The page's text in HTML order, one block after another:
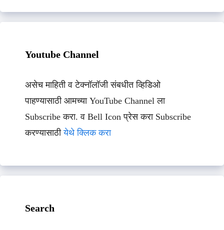
Youtube Channel
असेच माहिती व टेक्नॉलॉजी संबधीत व्हिडिओ
पाहण्यासाठी आमच्या YouTube Channel ला
Subscribe करा. व Bell Icon प्रेस करा Subscribe
करण्यासाठीयेथे क्लिक करा
Search